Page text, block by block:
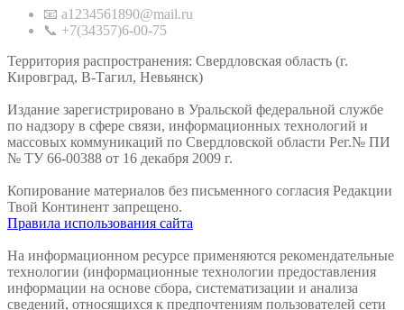
📧 a1234561890@mail.ru
📞 +7(34357)6-00-75
Территория распространения: Свердловская область (г.
Кировград, В-Тагил, Невьянск)
Издание зарегистрировано в Уральской федеральной службе
по надзору в сфере связи, информационных технологий и
массовых коммуникаций по Свердловской области Рег.№ ПИ
№ ТУ 66-00388 от 16 декабря 2009 г.
Копирование материалов без письменного согласия Редакции
Твой Континент запрещено.
Правила использования сайта
На информационном ресурсе применяются рекомендательные
технологии (информационные технологии предоставления
информации на основе сбора, систематизации и анализа
сведений, относящихся к предпочтениям пользователей сети